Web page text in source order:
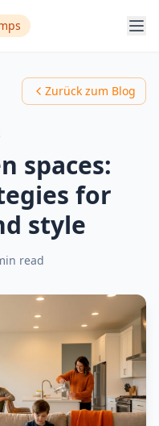
Zurück zum Blog
spaces:
for
style
read